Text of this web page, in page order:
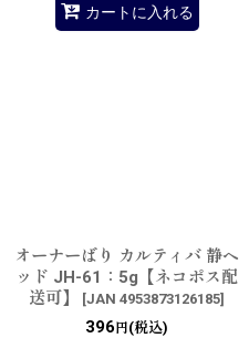
カートに入れる
オーナーばり カルティバ 静ヘ
ッド JH-61：5g【ネコポス配
送可】
[JAN 4953873126185]
396 円(税込)